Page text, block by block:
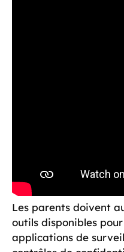
Les parents doivent
outils disponibles
applications de